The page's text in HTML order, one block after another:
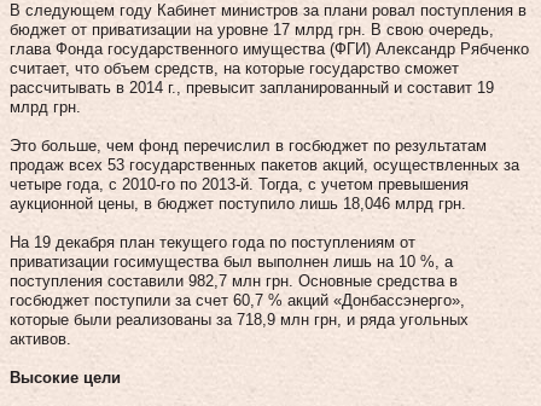
В следующем году Кабинет министров за плани ровал поступления в
бюджет от приватизации на уровне 17 млрд грн. В свою очередь,
глава Фонда государственного имущества (ФГИ) Александр Рябченко
считает, что объем средств, на которые государство сможет
рассчитывать в 2014 г., превысит запланированный и составит 19
млрд грн.
Это больше, чем фонд перечислил в госбюджет по результатам
продаж всех 53 государственных пакетов акций, осуществленных за
четыре года, с 2010-го по 2013-й. Тогда, с учетом превышения
аукционной цены, в бюджет поступило лишь 18,046 млрд грн.
На 19 декабря план текущего года по поступлениям от
приватизации госимущества был выполнен лишь на 10 %, а
поступления составили 982,7 млн грн. Основные средства в
госбюджет поступили за счет 60,7 % акций «Донбассэнерго»,
которые были реализованы за 718,9 млн грн, и ряда угольных
активов.
Высокие цели